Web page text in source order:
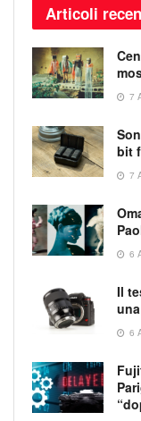
Articoli
7
bit
7
6
Il
6